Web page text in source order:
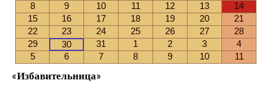
8
9 10 11 12 13
14
15
16 17 18 19 20
21
22
23 24 25 26 27
28
29
30 31 1 2 3
4
5
6 7 8 9 10 11
«Избавительница»